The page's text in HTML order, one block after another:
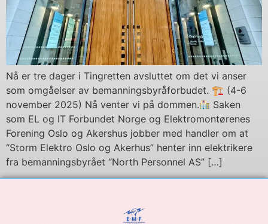
Nå er tre dager i Tingretten avsluttet om det vi anser
som omgåelser av bemanningsbyråforbudet. 🏗 (4-6
november 2025) Nå venter vi på dommen.
Saken
som EL og IT Forbundet Norge og Elektromontørenes
Forening Oslo og Akershus jobber med handler om at
“Storm Elektro Oslo og Akerhus” henter inn elektrikere
fra bemanningsbyrået “North Personnel AS” […]